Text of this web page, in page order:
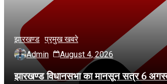
झारखण्ड प्रमुख खबरे
Admin
August 4, 2026
झारखण्ड विधानसभा का मानसून सत्र 6